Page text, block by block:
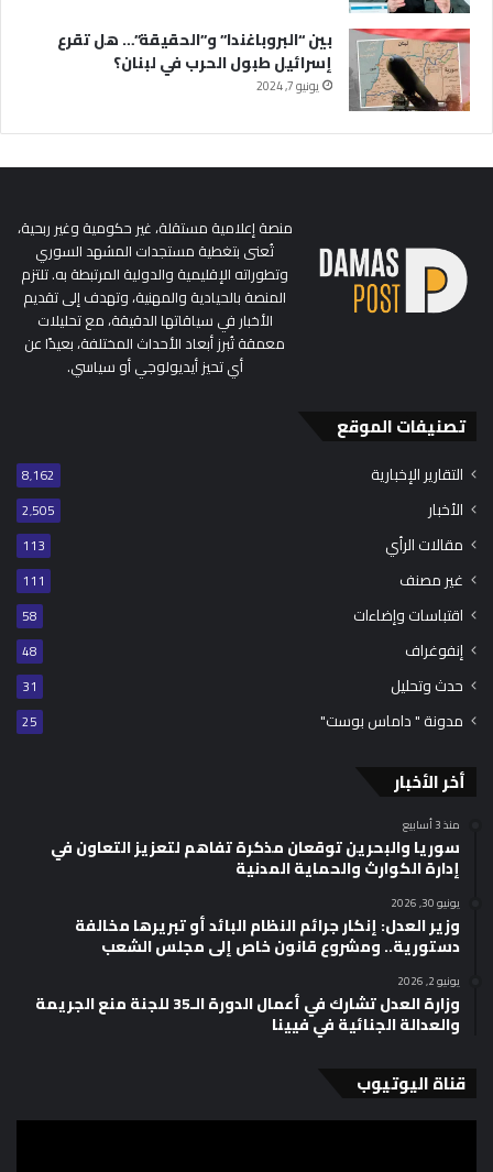
بين “البروباغندا” و”الحقيقة”… هل تقرع
إسرائيل طبول الحرب في لبنان؟
يونيو 7, 2024
منصة إعلامية مستقلة، غير حكومية وغير ربحية،
تُعنى بتغطية مستجدات المشهد السوري
وتطوراته الإقليمية والدولية المرتبطة به. تلتزم
المنصة بالحيادية والمهنية، وتهدف إلى تقديم
الأخبار في سياقاتها الدقيقة، مع تحليلات
معمقة تُبرز أبعاد الأحداث المختلفة، بعيدًا عن
أي تحيز أيديولوجي أو سياسي.
تصنيفات الموقع
التقارير الإخبارية 8٬162
الأخبار 2٬505
مقالات الرأي 113
غير مصنف 111
اقتباسات وإضاءات 58
إنفوغراف 48
حدث وتحليل 31
مدونة " داماس بوست" 25
أخر الأخبار
منذ 3 أسابيع
سوريا والبحرين توقعان مذكرة تفاهم لتعزيز التعاون في
إدارة الكوارث والحماية المدنية
يونيو 30, 2026
وزير العدل: إنكار جرائم النظام البائد أو تبريرها مخالفة
دستورية.. ومشروع قانون خاص إلى مجلس الشعب
يونيو 2, 2026
وزارة العدل تشارك في أعمال الدورة الـ35 للجنة منع الجريمة
والعدالة الجنائية في فيينا
قناة اليوتيوب